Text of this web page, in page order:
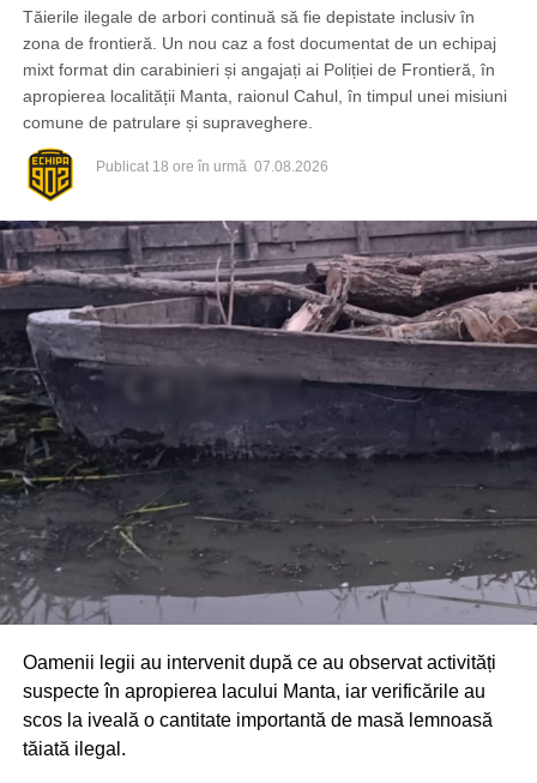
Din fericire, nimeni nu a avut de suferit, iar reprezentanții
comunității au mulțumit atât pompierilor din Drochia, cât și
localnicilor care au intervenit prompt și au contribuit la
limitarea pagubelor.
Tăierile ilegale de arbori continuă să fie depistate inclusiv în
zona de frontieră. Un nou caz a fost documentat de un echipaj
mixt format din carabinieri și angajați ai Poliției de Frontieră, în
apropierea localității Manta, raionul Cahul, în timpul unei misiuni
comune de patrulare și supraveghere.
Publicat 18 ore în urmă 07.08.2026
Oamenii legii au intervenit după ce au observat activități
suspecte în apropierea lacului Manta, iar verificările au
scos la iveală o cantitate importantă de masă lemnoasă
tăiată ilegal.